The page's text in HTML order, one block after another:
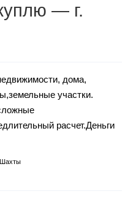
— г.
дома,
участки.
расчет.Деньги
Шахты